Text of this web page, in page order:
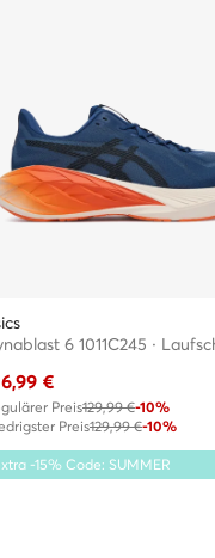
6 1011C245 ·
€
Preis129,99 €-10%
Preis129,99 €-10%
-15% Code: SUMMER